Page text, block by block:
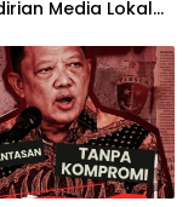
Media Lokal